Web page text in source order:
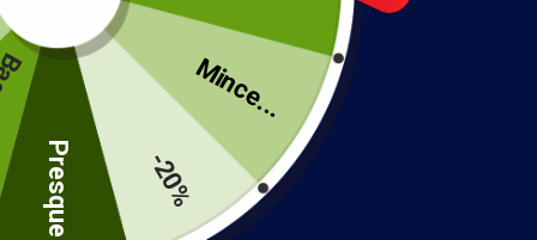
Ajouter au panier
Mince...
-20%
Presque